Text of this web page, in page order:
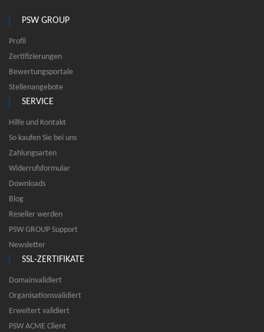
PSW GROUP
Profil
Zertifizierungen
Bewertungsportale
Stellenangebote
SERVICE
Hilfe und Kontakt
So kaufen Sie bei uns
Zahlungsarten
Widerrufsformular
Downloads
Blog
Reseller werden
PSW GROUP Support
Newsletter
SSL-ZERTIFIKATE
Domainvalidiert
Organisationsvalidiert
Erweitert validiert
PSW ACME Client